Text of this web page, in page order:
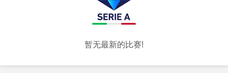
暂无最新的比赛!